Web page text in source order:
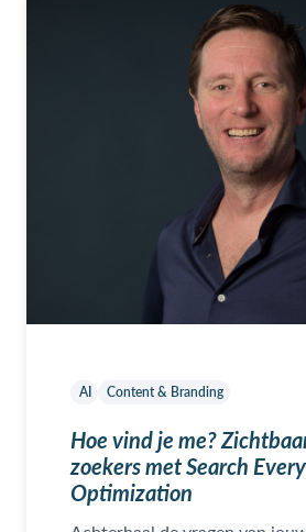
AI Content & Branding
Hoe vind je me?
zoekers met Search
Optimization